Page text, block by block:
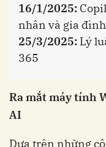
16/1/2025:
nhân và gia
25/3/2025: Lý
365
Ra mắt máy tính
AI
Dựa trên những